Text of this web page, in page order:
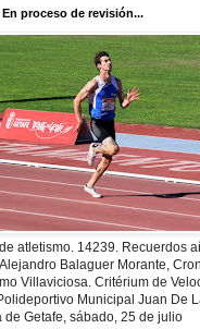
En proceso de revisión...
atletismo. 14239. Recuerdos
Balaguer Morante,
Villaviciosa. Critérium de
Municipal Juan De
de Getafe, sábado, 25 de julio